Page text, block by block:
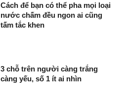
Cách để bạn có thể pha mọi loại
nước chấm đều ngon ai cũng
tấm tắc khen
3 chỗ trên người càng trắng
càng yếu, số 1 ít ai nhìn